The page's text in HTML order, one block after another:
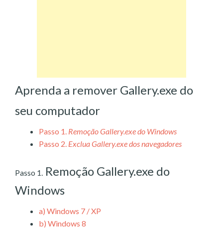
Aprenda a remover Gallery.exe do
seu computador
Passo 1. Remoção Gallery.exe do Windows
Passo 2. Exclua Gallery.exe dos navegadores
Passo 1. Remoção Gallery.exe do
Windows
a) Windows 7 / XP
b) Windows 8